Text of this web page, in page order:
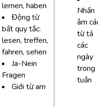
lernen, haben
Động từ
bất quy tắc:
lesen, treffen,
fahren, sehen
Ja-Nein
Fragen
Giới từ am
Nhấn
âm
từ tả
các
ngày
trong
tuần